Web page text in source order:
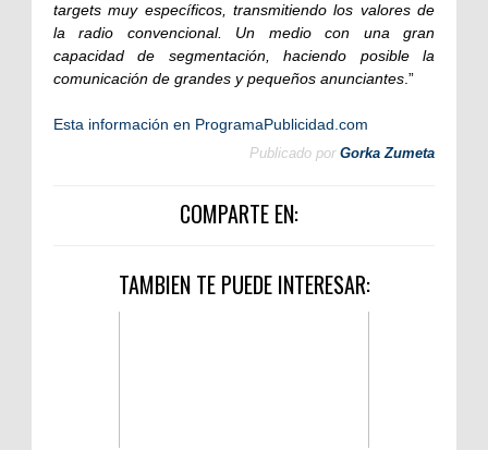
targets muy específicos, transmitiendo los valores de
la radio convencional. Un medio con una gran
capacidad de segmentación, haciendo posible la
comunicación de grandes y pequeños anunciantes.”
Esta información en ProgramaPublicidad.com
Publicado por Gorka Zumeta
COMPARTE EN:
TAMBIEN TE PUEDE INTERESAR: